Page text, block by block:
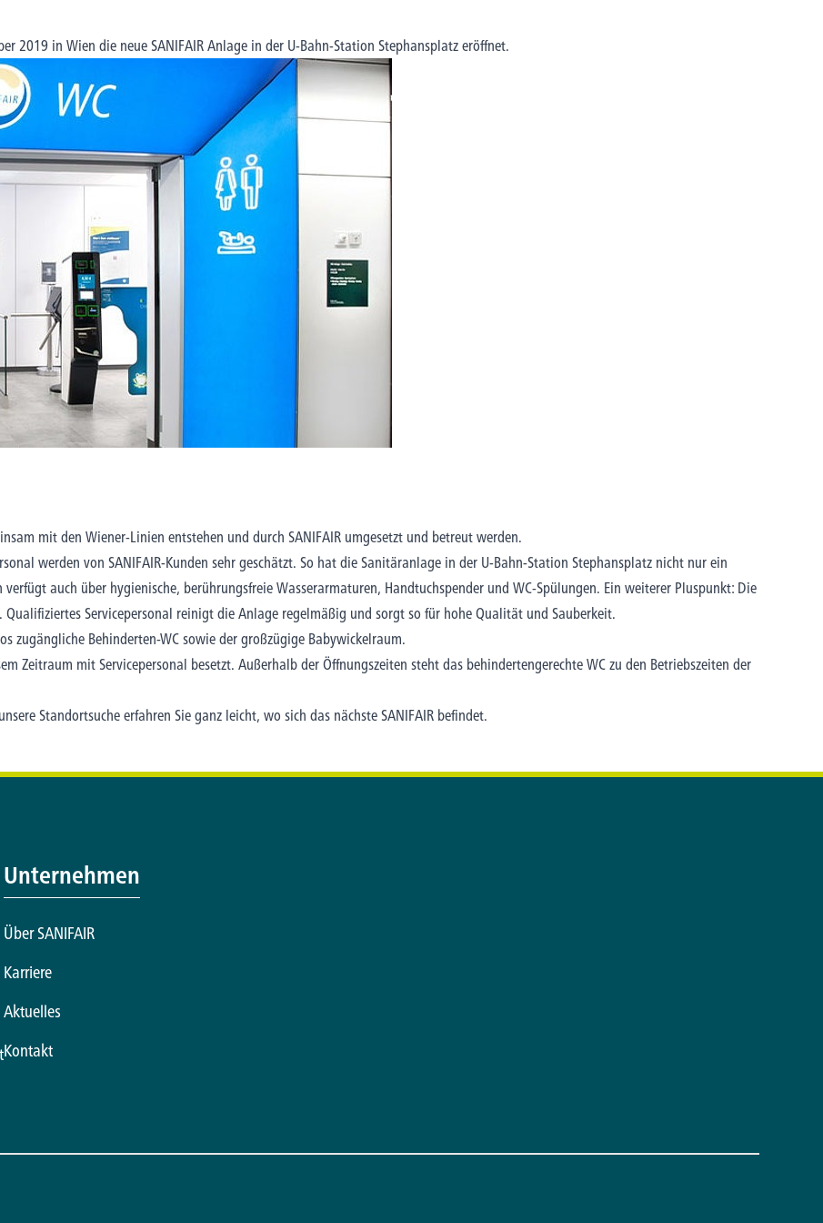
2019 in Wien die neue SANIFAIR Anlage in der U-Bahn-Station Stephansplatz eröffnet.
mit den Wiener-Linien entstehen und durch SANIFAIR umgesetzt und betreut werden.
werden von SANIFAIR-Kunden sehr geschätzt. So hat die Sanitäranlage in der U-Bahn-Station Stephansplatz nicht nur ein
auch über hygienische, berührungsfreie Wasserarmaturen, Handtuchspender und WC-Spülungen. Ein weiterer Pluspunkt: Die
Servicepersonal reinigt die Anlage regelmäßig und sorgt so für hohe Qualität und Sauberkeit.
zugängliche Behinderten-WC sowie der großzügige Babywickelraum.
Zeitraum mit Servicepersonal besetzt. Außerhalb der Öffnungszeiten steht das behindertengerechte WC zu den Betriebszeiten der
Standortsuche erfahren Sie ganz leicht, wo sich das nächste SANIFAIR befindet.
Unternehmen
Über SANIFAIR
Karriere
Aktuelles
Kontakt